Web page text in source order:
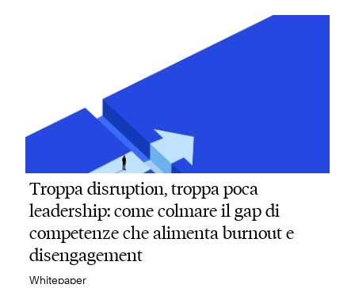
Troppa disruption, troppa poca
leadership: come colmare il gap di
competenze che alimenta burnout e
disengagement
Whitepaper